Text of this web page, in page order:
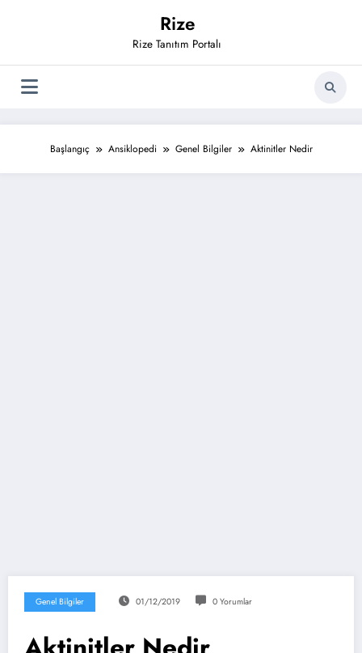
Rize
Rize Tanıtım Portalı
Başlangıç Ansiklopedi Genel Bilgiler Aktinitler Nedir
Genel Bilgiler 01/12/2019 0 Yorumlar